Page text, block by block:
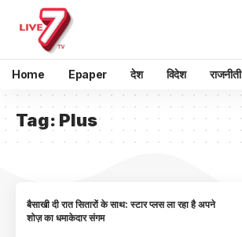
Home Epaper देश विदेश राजनीती
Tag: Plus
बैसाखी दी रात सितारों के साथ: स्टार प्लस ला रहा है अपने
शोज़ का धमाकेदार संगम